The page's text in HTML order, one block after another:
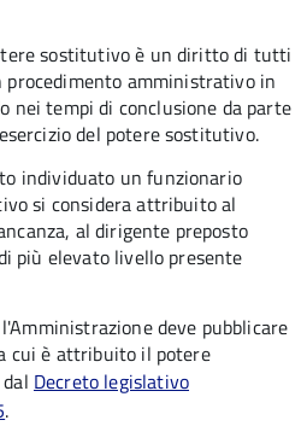
sostitutivo è un diritto di tutti
amministrativo in
nei tempi di conclusione da parte
del potere sostitutivo.
individuato un funzionario
si considera attribuito al
al dirigente preposto
più elevato livello presente
deve pubblicare
cui è attribuito il potere
Decreto legislativo
.